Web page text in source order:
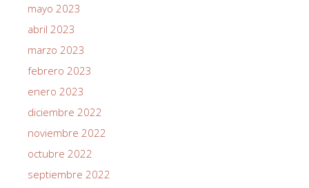
mayo 2023
abril 2023
marzo 2023
febrero 2023
enero 2023
diciembre 2022
noviembre 2022
octubre 2022
septiembre 2022